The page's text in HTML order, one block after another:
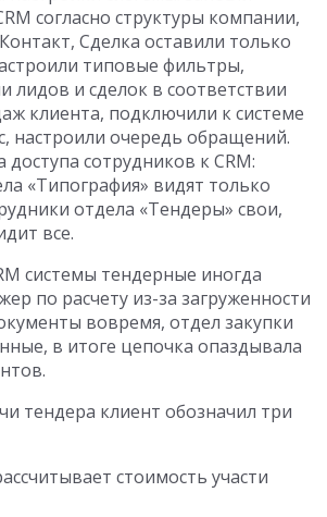
согласно структуры компании,
Сделка оставили только
типовые фильтры,
лидов и сделок в соответствии
клиента, подключили к системе
настроили очередь обращений.
сотрудников к CRM:
«Типография» видят только
отдела «Тендеры» свои,
все.
системы тендерные иногда
по расчету из-за загруженности
вовремя, отдел закупки
в итоге цепочка опаздывала
тендера клиент обозначил три
стоимость участи